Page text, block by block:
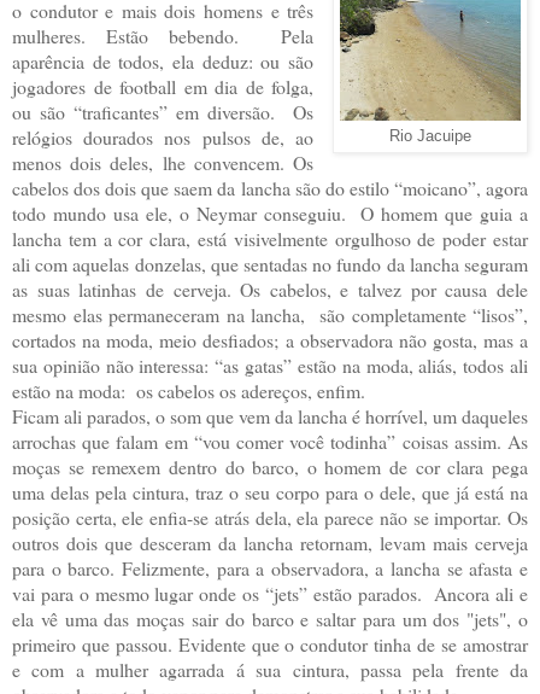
Rio Jacuipe
o condutor e mais dois homens e três
mulheres. Estão bebendo. Pela
aparência de todos, ela deduz: ou são
jogadores de football em dia de folga,
ou são “traficantes” em diversão. Os
relógios dourados nos pulsos de, ao
menos dois deles, lhe convencem. Os
cabelos dos dois que saem da lancha são do estilo “moicano”, agora
todo mundo usa ele, o Neymar conseguiu. O homem que guia a
lancha tem a cor clara, está visivelmente orgulhoso de poder estar
ali com aquelas donzelas, que sentadas no fundo da lancha seguram
as suas latinhas de cerveja. Os cabelos, e talvez por causa dele
mesmo elas permaneceram na lancha, são completamente “lisos”,
cortados na moda, meio desfiados; a observadora não gosta, mas a
sua opinião não interessa: “as gatas” estão na moda, aliás, todos ali
estão na moda: os cabelos os adereços, enfim.
Ficam ali parados, o som que vem da lancha é horrível, um daqueles
arrochas que falam em “vou comer você todinha” coisas assim. As
moças se remexem dentro do barco, o homem de cor clara pega
uma delas pela cintura, traz o seu corpo para o dele, que já está na
posição certa, ele enfia-se atrás dela, ela parece não se importar. Os
outros dois que desceram da lancha retornam, levam mais cerveja
para o barco. Felizmente, para a observadora, a lancha se afasta e
vai para o mesmo lugar onde os “jets” estão parados. Ancora ali e
ela vê uma das moças sair do barco e saltar para um dos "jets", o
primeiro que passou. Evidente que o condutor tinha de se amostrar
e com a mulher agarrada á sua cintura, passa pela frente da